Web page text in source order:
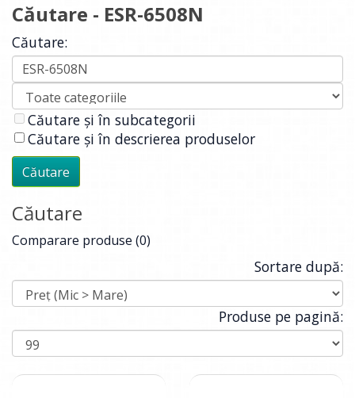
Căutare - ESR-6508N
Căutare:
Căutare și în subcategorii
Căutare și în descrierea produselor
Căutare
Comparare produse (0)
Sortare după:
Produse pe pagină: